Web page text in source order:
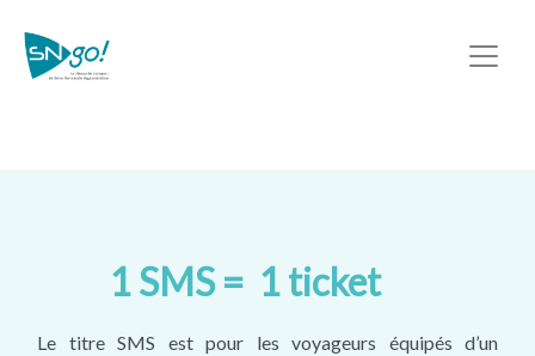
1 SMS = 1 ticket
Le titre SMS est pour les voyageurs équipés d’un